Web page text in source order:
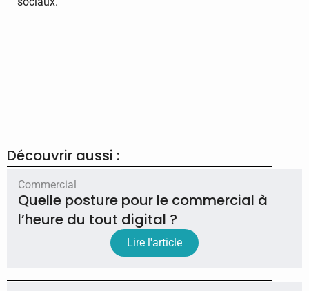
Découvrir aussi :
Commercial
Quelle posture pour le commercial à
l’heure du tout digital ?
Lire l'article